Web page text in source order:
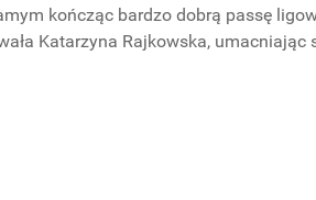
kończąc bardzo dobrą passę
Katarzyna Rajkowska,